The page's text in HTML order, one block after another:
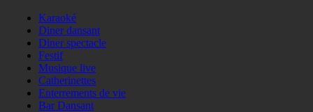
Karaoké
Diner dansant
Diner spectacle
Festif
Musique live
Catherinettes
Enterrements de vie
Bar Dansant